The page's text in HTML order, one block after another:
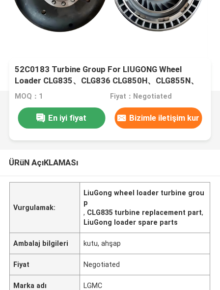
52C0183 Turbine Group For LIUGONG Wheel
Loader CLG835、CLG836 CLG850H、CLG855N、
CLG856 CLG870H
MOQ：1 Fiyat：Negotiated
En iyi fiyat Bizimle iletişim kur
ÜRüN AçıKLAMASı
Vurgulamak:
LiuGong wheel loader turbine grou
p
, CLG835 turbine replacement part,
LiuGong loader spare parts
Ambalaj bilgileri kutu, ahşap
Fiyat Negotiated
Marka adı LGMC